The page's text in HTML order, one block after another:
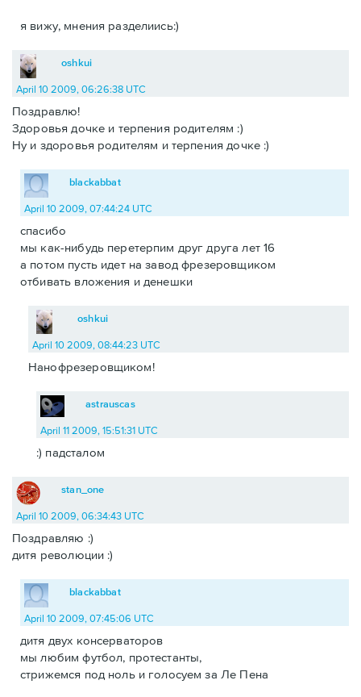
я вижу, мнения разделиись:)
oshkui
April 10 2009, 06:26:38 UTC
Поздравлю!
Здоровья дочке и терпения родителям :)
Ну и здоровья родителям и терпения дочке :)
blackabbat
April 10 2009, 07:44:24 UTC
спасибо
мы как-нибудь перетерпим друг друга лет 16
а потом пусть идет на завод фрезеровщиком
отбивать вложения и денешки
oshkui
April 10 2009, 08:44:23 UTC
Нанофрезеровщиком!
astrauscas
April 11 2009, 15:51:31 UTC
:) падсталом
stan_one
April 10 2009, 06:34:43 UTC
Поздравляю :)
дитя революции :)
blackabbat
April 10 2009, 07:45:06 UTC
дитя двух консерваторов
мы любим футбол, протестанты,
стрижемся под ноль и голосуем за Ле Пена